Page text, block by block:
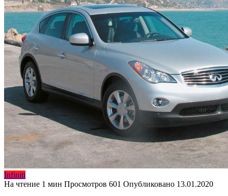
Infiniti
На чтение 1 мин Просмотров 601 Опубликовано 13.01.2020